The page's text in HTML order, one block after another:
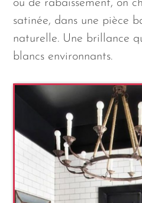
ou de rabaissement, on
satinée, dans une pièce
naturelle. Une brillance
blancs environnants.